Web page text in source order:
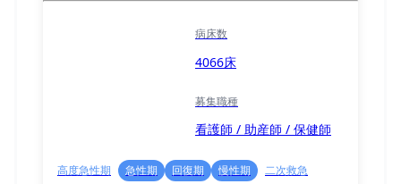
病床数
4066床
募集職種
看護師 / 助産師 / 保健師
高度急性期 急性期 回復期 慢性期
二次救急